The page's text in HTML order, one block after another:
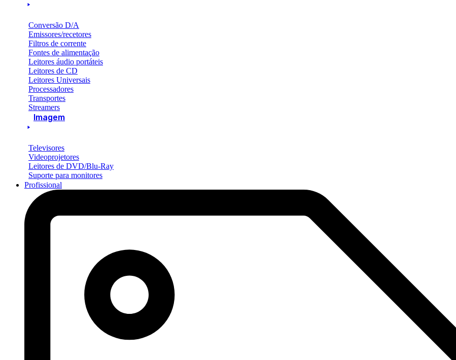
Conversão D/A
Emissores/recetores
Filtros de corrente
Fontes de alimentação
Leitores áudio portáteis
Leitores de CD
Leitores Universais
Processadores
Transportes
Streamers
Imagem
Televisores
Videoprojetores
Leitores de DVD/Blu-Ray
Suporte para monitores
Profissional